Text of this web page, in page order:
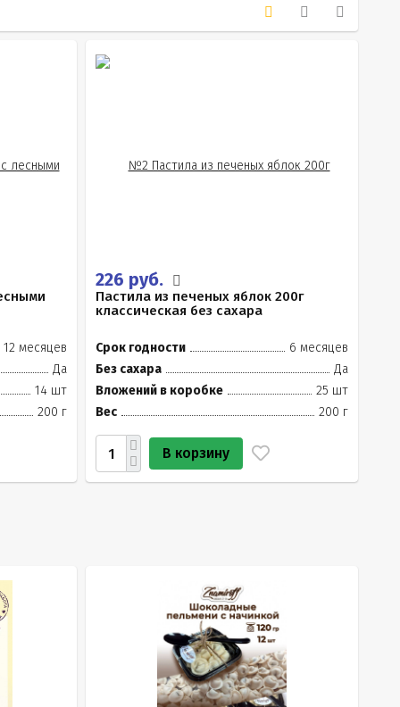
12 месяцев
Да
14 шт
200 г
226 руб.
Пастила из печеных яблок 200г
классическая без сахара
Срок годности
6 месяцев
Без сахара
Да
Вложений в коробке
25 шт
Вес
200 г
В корзину